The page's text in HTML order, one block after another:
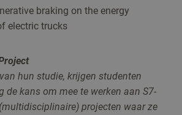
braking on the energy
electric trucks
hun studie, krijgen studenten
de kans om mee te werken aan S7-
projecten waar ze